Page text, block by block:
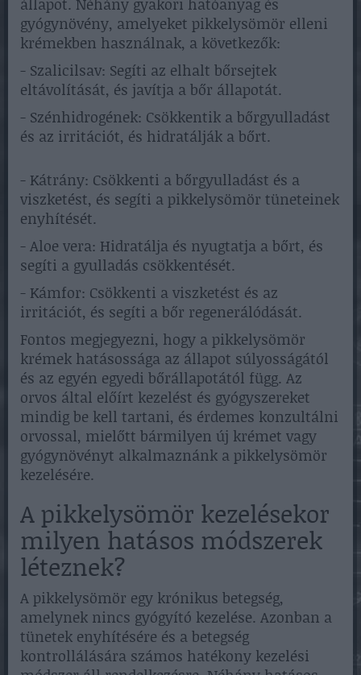
gyógynövény, amelyeket pikkelysömör elleni
krémekben használnak, a következők:
- Szalicilsav: Segíti az elhalt bőrsejtek
eltávolítását, és javítja a bőr állapotát.
- Szénhidrogének: Csökkentik a bőrgyulladást
és az irritációt, és hidratálják a bőrt.
- Kátrány: Csökkenti a bőrgyulladást és a
viszketést, és segíti a pikkelysömör tüneteinek
enyhítését.
- Aloe vera: Hidratálja és nyugtatja a bőrt, és
segíti a gyulladás csökkentését.
- Kámfor: Csökkenti a viszketést és az
irritációt, és segíti a bőr regenerálódását.
Fontos megjegyezni, hogy a pikkelysömör
krémek hatásossága az állapot súlyosságától
és az egyén egyedi bőrállapotától függ. Az
orvos által előírt kezelést és gyógyszereket
mindig be kell tartani, és érdemes konzultálni
orvossal, mielőtt bármilyen új krémet vagy
gyógynövényt alkalmaznánk a pikkelysömör
kezelésére.
A pikkelysömör kezelésekor
milyen hatásos módszerek
léteznek?
A pikkelysömör egy krónikus betegség,
amelynek nincs gyógyító kezelése. Azonban a
tünetek enyhítésére és a betegség
kontrollálására számos hatékony kezelési